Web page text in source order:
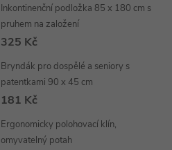
Inkontinenční podložka 85 x 180 cm s
pruhem na založení
325 Kč
Bryndák pro dospělé a seniory s
patentkami 90 x 45 cm
181 Kč
Ergonomicky polohovací klín,
omyvatelný potah